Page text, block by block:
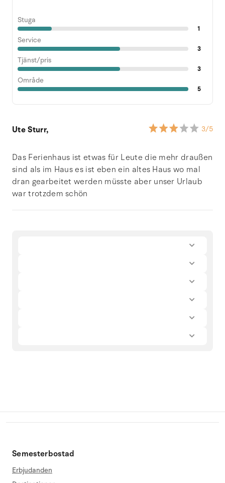
Stuga
1
Service
3
Tjänst/pris
3
Område
5
Ute Sturr, 3/5
Das Ferienhaus ist etwas für Leute die mehr draußen
sind als im Haus es ist eben ein altes Haus wo mal
dran gearbeitet werden müsste aber unser Urlaub
war trotzdem schön
Semesterbostad
Erbjudanden